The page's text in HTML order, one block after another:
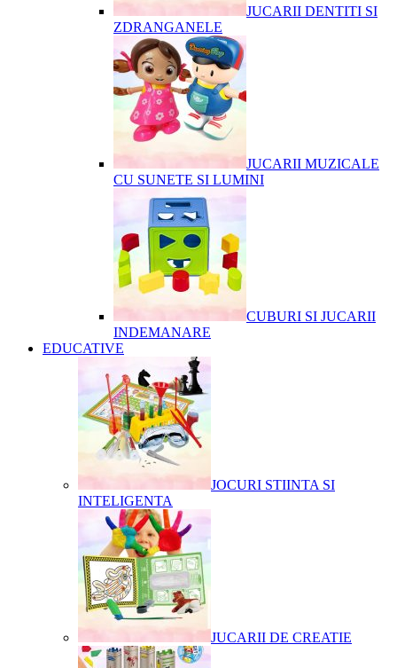
JUCARII DENTITI SI
ZDRANGANELE
JUCARII MUZICALE
CU SUNETE SI LUMINI
CUBURI SI JUCARII
INDEMANARE
EDUCATIVE
JOCURI STIINTA SI
INTELIGENTA
JUCARII DE CREATIE